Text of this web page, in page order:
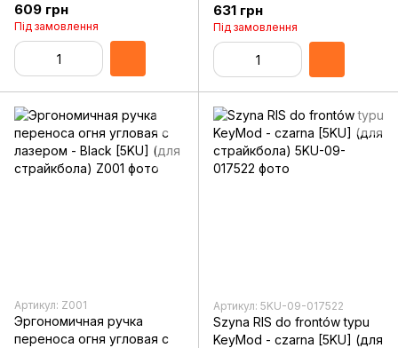
609 грн
Під замовлення
631 грн
Під замовлення
Артикул: Z001
Эргономичная ручка
переноса огня угловая с
Артикул: 5KU-09-017522
Szyna RIS do frontów typu
KeyMod - czarna [5KU] (для